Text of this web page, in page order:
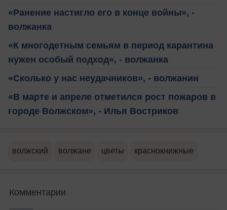
«Ранение настигло его в конце войны», -
волжанка
«К многодетным семьям в период карантина
нужен особый подход», - волжанка
«Сколько у нас неудачников», - волжанин
«В марте и апреле отметился рост пожаров в
городе Волжском», - Илья Востриков
волжский волжане цветы краснокнижные
Комментарии